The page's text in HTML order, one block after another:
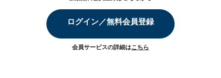
ログイン／無料会員登録
会員サービスの詳細はこちら